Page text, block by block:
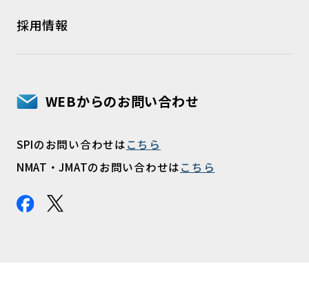
採用情報
WEBからのお問い合わせ
SPIのお問い合わせはこちら
NMAT・JMATのお問い合わせはこちら